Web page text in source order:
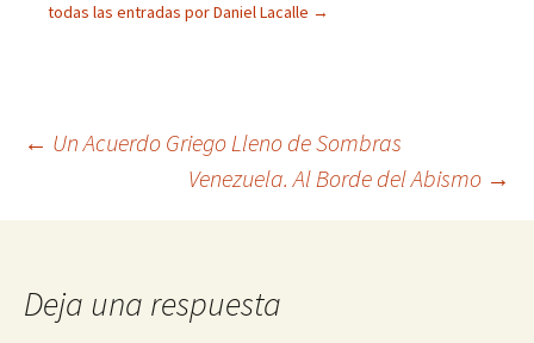
todas las entradas por Daniel Lacalle →
Navegación
← Un Acuerdo Griego Lleno de Sombras
Venezuela. Al Borde del Abismo →
Deja una respuesta